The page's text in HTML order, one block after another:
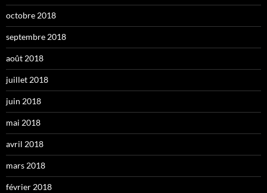
octobre 2018
septembre 2018
août 2018
juillet 2018
juin 2018
mai 2018
avril 2018
mars 2018
février 2018